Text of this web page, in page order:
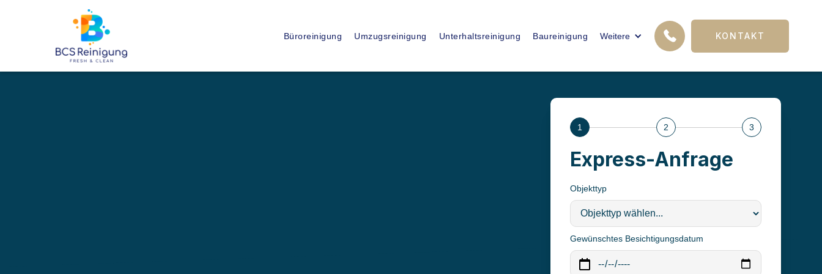
Büroreinigung Umzugsreinigung Unterhaltsreinigung Baureinigung Weitere KONTAKT
1 2 3
Express-Anfrage
Objekttyp
Gewünschtes Besichtigungsdatum
6500
BETREUTE OBJEKTE 15+ 12
FACHKRÄFTE